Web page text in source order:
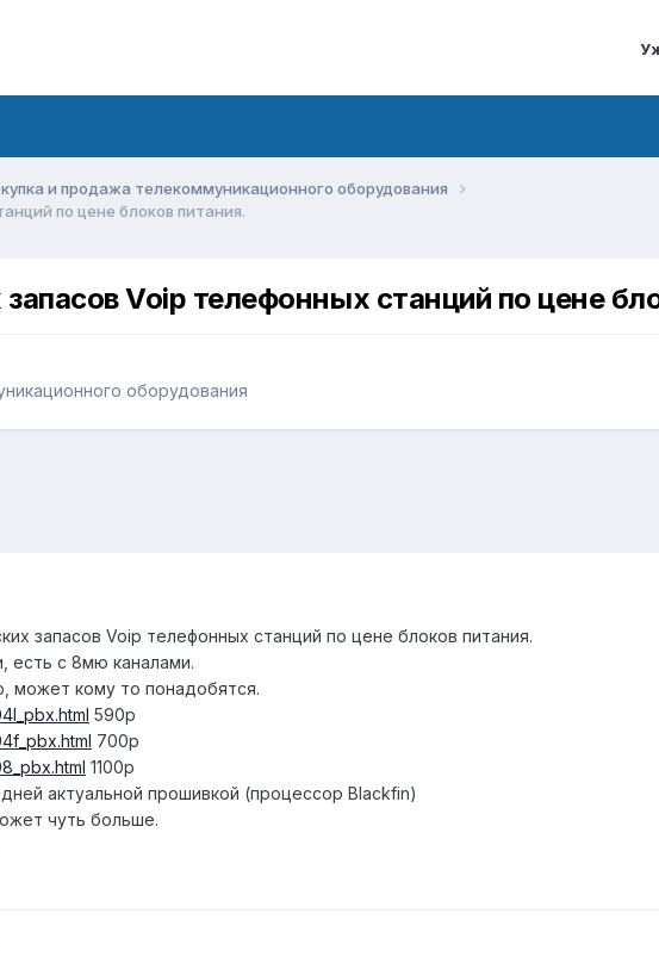
и продажа телекоммуникационного оборудования
по цене блоков питания.
Voip телефонных станций по цене
оборудования
запасов Voip телефонных станций по цене блоков питания.
есть с 8мю каналами.
может кому то понадобятся.
590р
700р
1100р
актуальной прошивкой (процессор Blackfin)
чуть больше.